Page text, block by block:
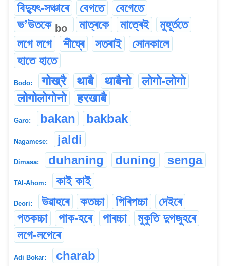
বিদ্যুৎ-সঞ্চাৰে
বেগতে
বেগেতে
ভʼউতকে bo মাত্ৰকে মাত্ৰেই
মুহূৰ্ততে
লগে লগে
শীঘ্ৰে সতৰাই
সোনকালে
হাতে হাতে
Bodo: गोख्रै थाबै थाबैनो
लोगो-लोगो
लोगोलोगोनो
हरखाबै
Garo: bakan bakbak
Nagamese: jaldi
Dimasa: duhaning duning senga
TAI-Ahom: কাই কাই
Deori: উৱাহৰে কতচ্চা গিৰিপচ্চা
দেইৰে
পতকচ্চা
পাক-হৰে পাৰচ্চা
মুকুতি দুগজুহৰে
লগে-লগেৰে
Adi Bokar: charab